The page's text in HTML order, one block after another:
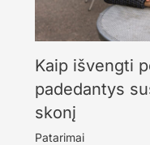
Kaip išvengti
padedantys
skonį
Patarimai